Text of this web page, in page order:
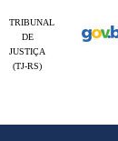
TRIBUNAL
DE
JUSTIÇA
(TJ-RS)